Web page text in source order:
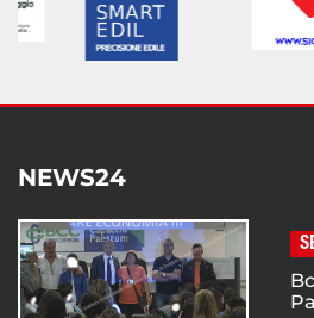
NEWS24